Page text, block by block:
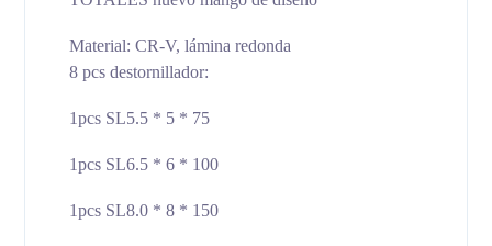
Material: CR-V, lámina redonda
8 pcs destornillador:
1pcs SL5.5 * 5 * 75
1pcs SL6.5 * 6 * 100
1pcs SL8.0 * 8 * 150